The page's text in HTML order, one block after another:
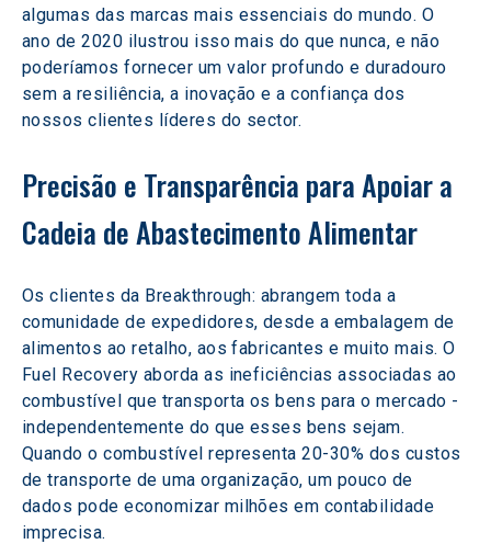
algumas das marcas mais essenciais do mundo. O
ano de 2020 ilustrou isso mais do que nunca, e não
poderíamos fornecer um valor profundo e duradouro
sem a resiliência, a inovação e a confiança dos
nossos clientes líderes do sector.
Precisão e Transparência para Apoiar a
Cadeia de Abastecimento Alimentar
Os clientes da Breakthrough: abrangem toda a
comunidade de expedidores, desde a embalagem de
alimentos ao retalho, aos fabricantes e muito mais. O
Fuel Recovery aborda as ineficiências associadas ao
combustível que transporta os bens para o mercado -
independentemente do que esses bens sejam.
Quando o combustível representa 20-30% dos custos
de transporte de uma organização, um pouco de
dados pode economizar milhões em contabilidade
imprecisa.